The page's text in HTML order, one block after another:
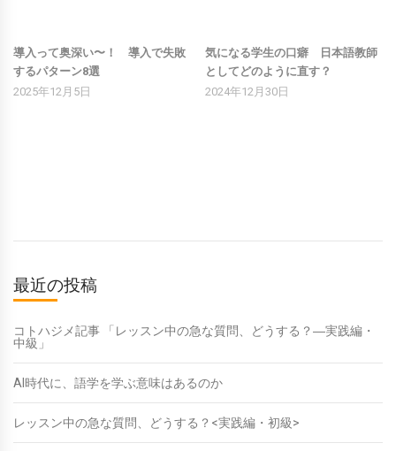
AI時代に、語学を学ぶ意味はあるのか
レッスン中の急な質問、どうする？<実践編・初級>
８月学校見学会【Coto Japanese Academy 新宿】
Coto Institute 【学生対応・事務スタッフ募集】